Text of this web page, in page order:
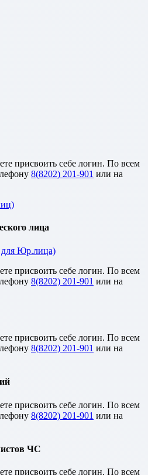
присвоить себе логин. По всем
8(8202) 201-901 или на
лица
для Юр.лица)
присвоить себе логин. По всем
8(8202) 201-901 или на
присвоить себе логин. По всем
8(8202) 201-901 или на
присвоить себе логин. По всем
8(8202) 201-901 или на
ЧС
присвоить себе логин. По всем